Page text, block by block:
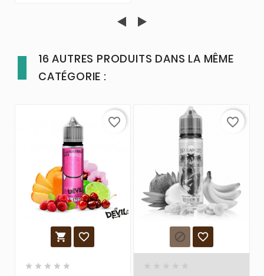
16 AUTRES PRODUITS DANS LA MÊME
CATÉGORIE :
 
    
favorite_border
 
favorite_border